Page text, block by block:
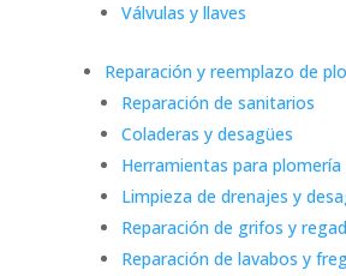
Válvulas y llaves
Reparación y reemplazo de
Reparación de sanitarios
Coladeras y desagües
Herramientas para plomería
Limpieza de drenajes y
Reparación de grifos y
Reparación de lavabos y